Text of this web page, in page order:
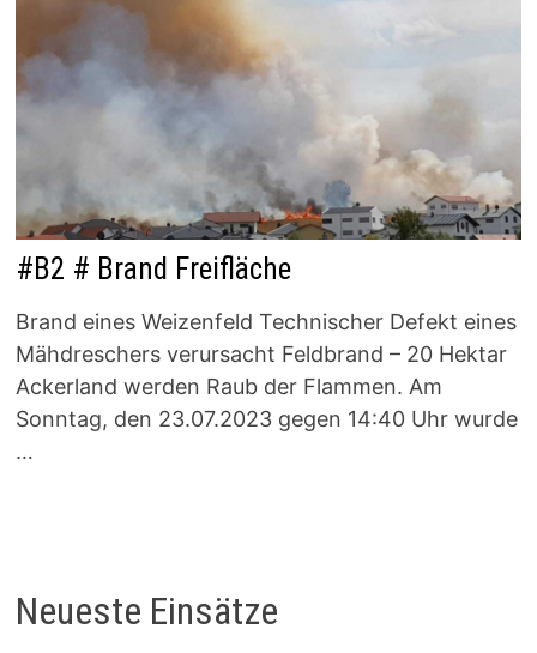
#B2 # Brand Freifläche
Brand eines Weizenfeld Technischer Defekt eines
Mähdreschers verursacht Feldbrand – 20 Hektar
Ackerland werden Raub der Flammen. Am
Sonntag, den 23.07.2023 gegen 14:40 Uhr wurde
…
Neueste Einsätze